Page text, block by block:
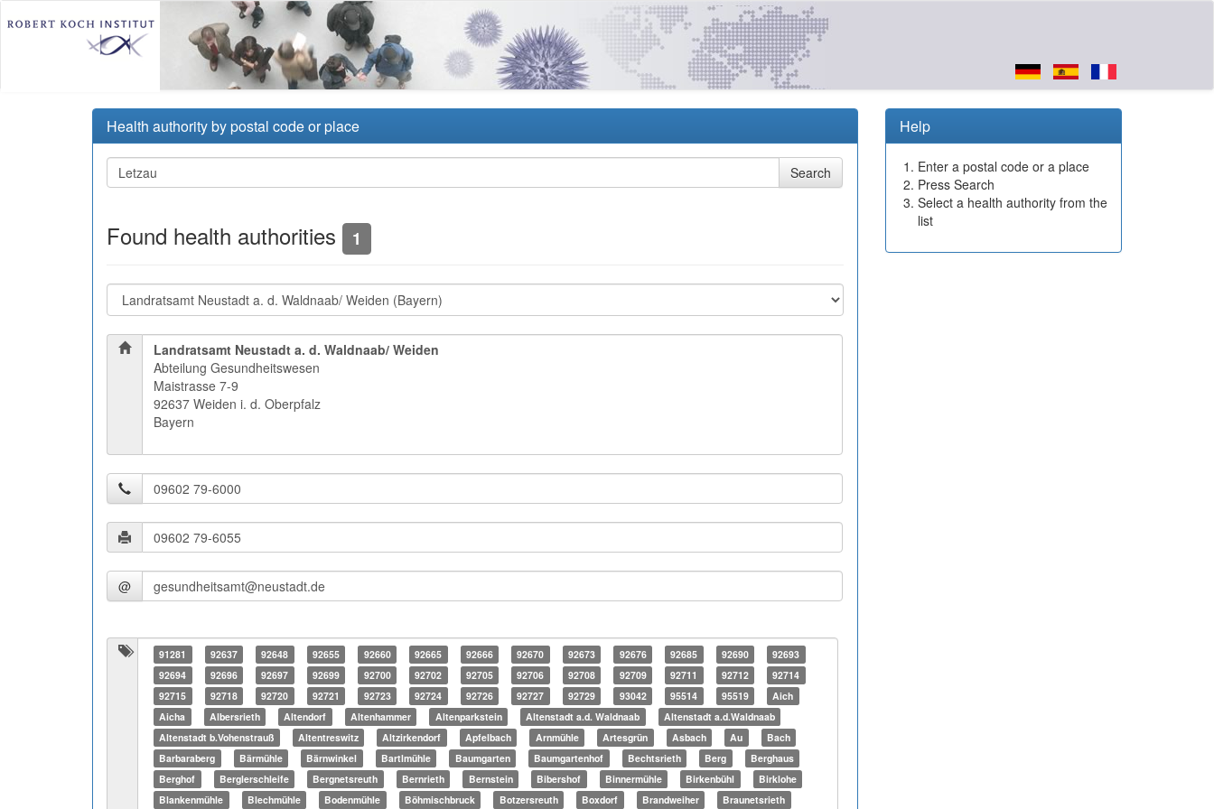
Health authority by postal code or place
Found health authorities 1
Landratsamt Neustadt a. d. Waldnaab/ Weiden
Abteilung Gesundheitswesen
Maistrasse 7-9
92637 Weiden i. d. Oberpfalz
Bayern
@
91281 92637 92648 92655 92660 92665 92666 92670 92673 92676 92685 92690
92693
92694
92696 92697 92699 92700 92702 92705 92706 92708 92709 92711 92712
92714
92715
92718 92720 92721 92723 92724 92726 92727 92729 93042 95514 95519
Aich
Aicha
Albersrieth Altendorf Altenhammer Altenparkstein Altenstadt a.d. Waldnaab
Altenstadt a.d.Waldnaab
Altenstadt b.Vohenstrauß
Altentreswitz Altzirkendorf Apfelbach Arnmühle Artesgrün Asbach Au
Bach
Barbaraberg
Bärmühle Bärnwinkel Bartlmühle Baumgarten Baumgartenhof Bechtsrieth Berg
Berghaus
Berghof
Berglerschleife Bergnetsreuth Bernrieth Bernstein Bibershof Binnermühle Birkenbühl
Birklohe
Blankenmühle
Blechmühle Bodenmühle Böhmischbruck Botzersreuth Boxdorf Brandweiher Braunetsrieth
Help
Enter a postal code or a place
Press Search
Select a health authority from the
list